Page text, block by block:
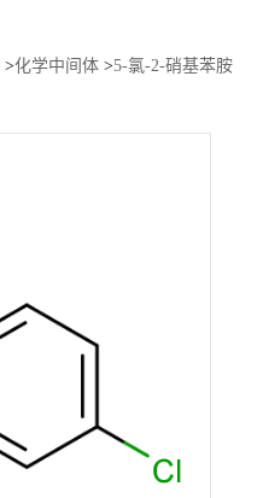
>化学中间体 >5-氯-2-硝基苯胺